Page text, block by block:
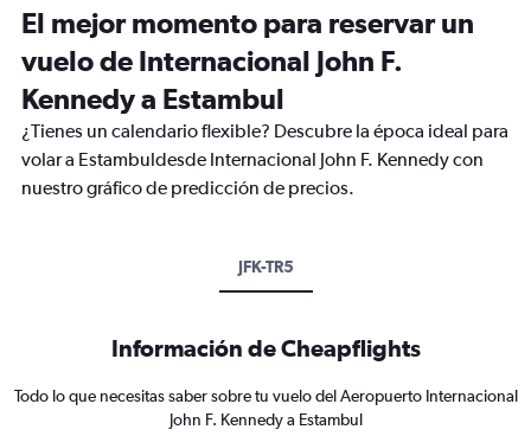
El mejor momento para reservar un
vuelo de Internacional John F.
Kennedy a Estambul
¿Tienes un calendario flexible? Descubre la época ideal para
volar a Estambuldesde Internacional John F. Kennedy con
nuestro gráfico de predicción de precios.
JFK-TR5
Información de Cheapflights
Todo lo que necesitas saber sobre tu vuelo del Aeropuerto Internacional
John F. Kennedy a Estambul